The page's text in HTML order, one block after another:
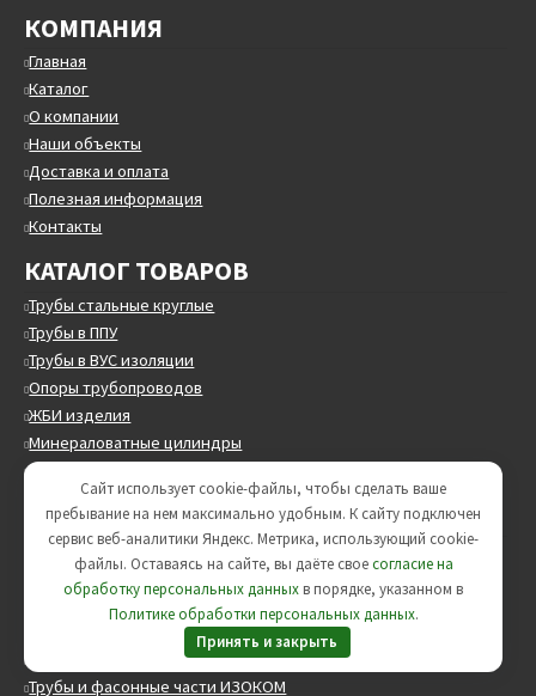
КОМПАНИЯ
Главная
Каталог
О компании
Наши объекты
Доставка и оплата
Полезная информация
Контакты
КАТАЛОГ ТОВАРОВ
Трубы стальные круглые
Трубы в ППУ
Трубы в ВУС изоляции
Опоры трубопроводов
ЖБИ изделия
Минераловатные цилиндры
Трубопроводная арматура
Трубы и фасонные части АРКТИКУМЭКО и АРКТИКУМЭКО-У
Фитинги
ПЭ трубы
Трубы стальные в ЦПП изоляции
Трубы и фасонные части ИЗОКОМ
Сайт использует cookie-файлы, чтобы сделать ваше
пребывание на нем максимально удобным. К cайту подключен
сервис веб-аналитики Яндекс. Метрика, использующий cookie-
файлы. Оставаясь на сайте, вы даёте своесогласие на
обработку персональных данныхв порядке, указанном в
Политике обработки персональных данных.
Принять и закрыть